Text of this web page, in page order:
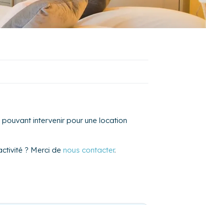
intervenir pour une location
? Merci de nous contacter.